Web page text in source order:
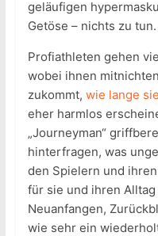
geläufigen
Getöse – nichts zu tun.
Profiathleten gehen
wobei ihnen
zukommt, wie lange
eher harmlos
„Journeyman“
hinterfragen, was
den Spielern und
für sie und ihren
Neuanfangen,
wie sehr ein